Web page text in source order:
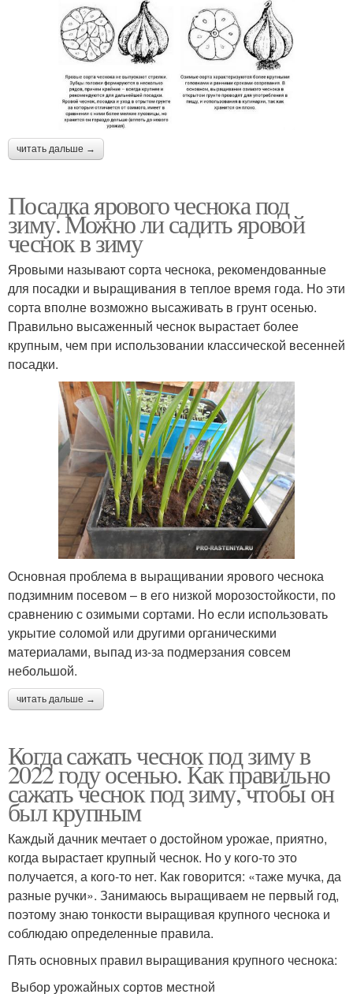
читать дальше →
Посадка ярового чеснока под
зиму. Можно ли садить яровой
чеснок в зиму
Яровыми называют сорта чеснока, рекомендованные
для посадки и выращивания в теплое время года. Но эти
сорта вполне возможно высаживать в грунт осенью.
Правильно высаженный чеснок вырастает более
крупным, чем при использовании классической весенней
посадки.
Основная проблема в выращивании ярового чеснока
подзимним посевом – в его низкой морозостойкости, по
сравнению с озимыми сортами. Но если использовать
укрытие соломой или другими органическими
материалами, выпад из-за подмерзания совсем
небольшой.
читать дальше →
Когда сажать чеснок под зиму в
2022 году осенью. Как правильно
сажать чеснок под зиму, чтобы он
был крупным
Каждый дачник мечтает о достойном урожае, приятно,
когда вырастает крупный чеснок. Но у кого-то это
получается, а кого-то нет. Как говорится: «таже мучка, да
разные ручки». Занимаюсь выращиваем не первый год,
поэтому знаю тонкости выращивая крупного чеснока и
соблюдаю определенные правила.
Пять основных правил выращивания крупного чеснока:
Выбор урожайных сортов местной